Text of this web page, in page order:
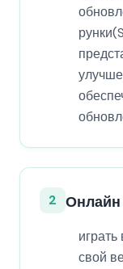
2 Онлайн
играть
свой